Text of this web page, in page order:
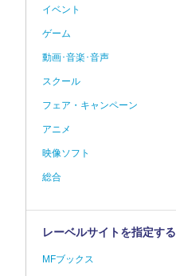
イベント
ゲーム
動画･音楽･音声
スクール
フェア・キャンペーン
アニメ
映像ソフト
総合
レーベルサイトを指定する
MFブックス